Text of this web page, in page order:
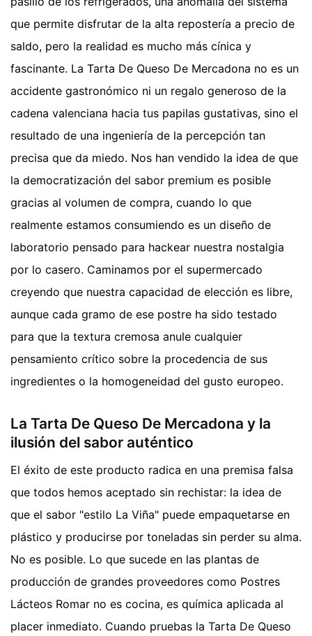
que permite disfrutar de la alta repostería a precio de
saldo, pero la realidad es mucho más cínica y
fascinante. La Tarta De Queso De Mercadona no es un
accidente gastronómico ni un regalo generoso de la
cadena valenciana hacia tus papilas gustativas, sino el
resultado de una ingeniería de la percepción tan
precisa que da miedo. Nos han vendido la idea de que
la democratización del sabor premium es posible
gracias al volumen de compra, cuando lo que
realmente estamos consumiendo es un diseño de
laboratorio pensado para hackear nuestra nostalgia
por lo casero. Caminamos por el supermercado
creyendo que nuestra capacidad de elección es libre,
aunque cada gramo de ese postre ha sido testado
para que la textura cremosa anule cualquier
pensamiento crítico sobre la procedencia de sus
ingredientes o la homogeneidad del gusto europeo.
La Tarta De Queso De Mercadona y la
ilusión del sabor auténtico
El éxito de este producto radica en una premisa falsa
que todos hemos aceptado sin rechistar: la idea de
que el sabor "estilo La Viña" puede empaquetarse en
plástico y producirse por toneladas sin perder su alma.
No es posible. Lo que sucede en las plantas de
producción de grandes proveedores como Postres
Lácteos Romar no es cocina, es química aplicada al
placer inmediato. Cuando pruebas la Tarta De Queso